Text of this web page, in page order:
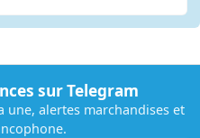
sur Telegram
une, alertes marchandises et